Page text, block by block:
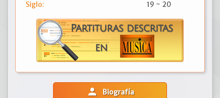
Siglo: 19 ~ 20
person Biografía